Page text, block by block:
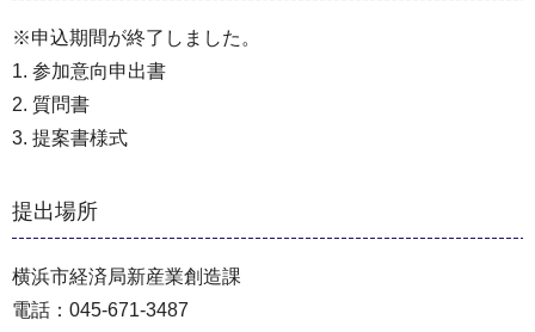
※申込期間が終了しました。
1. 参加意向申出書
2. 質問書
3. 提案書様式
提出場所
横浜市経済局新産業創造課
電話：045-671-3487